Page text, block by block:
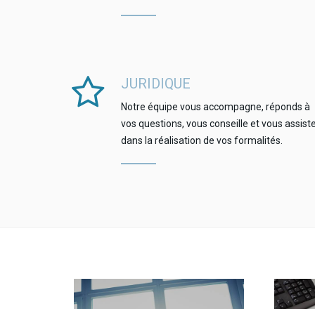
JURIDIQUE
Notre équipe vous accompagne, réponds à
vos questions, vous conseille et vous
dans la réalisation de vos formalités.